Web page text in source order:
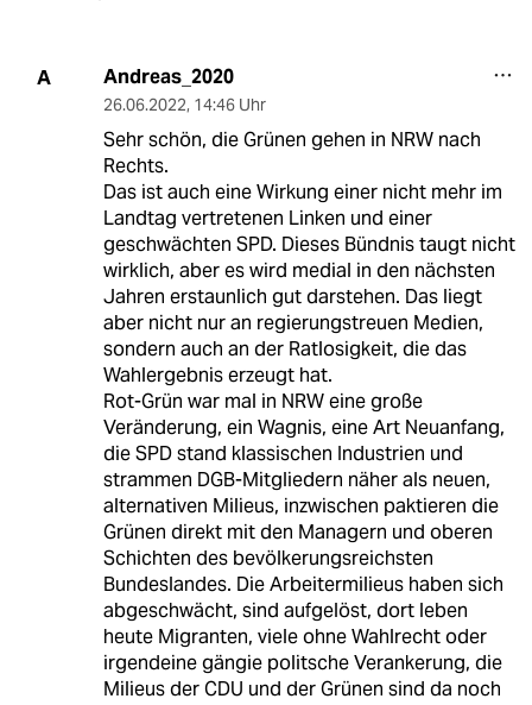
A Andreas_2020
26.06.2022, 14:46 Uhr
Sehr schön, die Grünen gehen in NRW nach
Rechts.
Das ist auch eine Wirkung einer nicht mehr im
Landtag vertretenen Linken und einer
geschwächten SPD. Dieses Bündnis taugt nicht
wirklich, aber es wird medial in den nächsten
Jahren erstaunlich gut darstehen. Das liegt
aber nicht nur an regierungstreuen Medien,
sondern auch an der Ratlosigkeit, die das
Wahlergebnis erzeugt hat.
Rot-Grün war mal in NRW eine große
Veränderung, ein Wagnis, eine Art Neuanfang,
die SPD stand klassischen Industrien und
strammen DGB-Mitgliedern näher als neuen,
alternativen Milieus, inzwischen paktieren die
Grünen direkt mit den Managern und oberen
Schichten des bevölkerungsreichsten
Bundeslandes. Die Arbeitermilieus haben sich
abgeschwächt, sind aufgelöst, dort leben
heute Migranten, viele ohne Wahlrecht oder
irgendeine gängie politsche Verankerung, die
Milieus der CDU und der Grünen sind da noch